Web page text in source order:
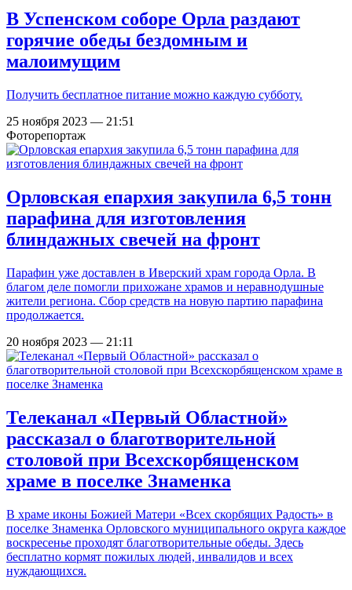
В Успенском соборе Орла раздают
горячие обеды бездомным и
малоимущим
Получить бесплатное питание можно каждую субботу.
25 ноября 2023 — 21:51
Фоторепортаж
Орловская епархия закупила 6,5 тонн
парафина для изготовления
блиндажных свечей на фронт
Парафин уже доставлен в Иверский храм города Орла. В
благом деле помогли прихожане храмов и неравнодушные
жители региона. Сбор средств на новую партию парафина
продолжается.
20 ноября 2023 — 21:11
Телеканал «Первый Областной»
рассказал о благотворительной
столовой при Всехскорбященском
храме в поселке Знаменка
В храме иконы Божией Матери «Всех скорбящих Радость» в
поселке Знаменка Орловского муниципального округа каждое
воскресенье проходят благотворительные обеды. Здесь
бесплатно кормят пожилых людей, инвалидов и всех
нуждающихся.